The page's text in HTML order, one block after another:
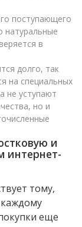
поступающего
натуральные
в
долго, так
на специальных
не уступают
но и
и
интернет-
тому,
еще